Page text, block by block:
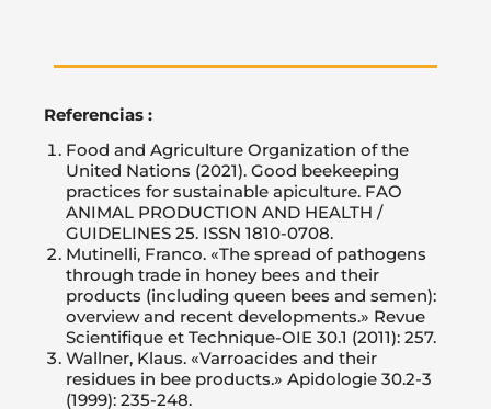
Referencias :
Food and Agriculture Organization of the
United Nations (2021). Good beekeeping
practices for sustainable apiculture. FAO
ANIMAL PRODUCTION AND HEALTH /
GUIDELINES 25. ISSN 1810-0708.
Mutinelli, Franco. «The spread of pathogens
through trade in honey bees and their
products (including queen bees and semen):
overview and recent developments.» Revue
Scientifique et Technique-OIE 30.1 (2011): 257.
Wallner, Klaus. «Varroacides and their
residues in bee products.» Apidologie 30.2-3
(1999): 235-248.